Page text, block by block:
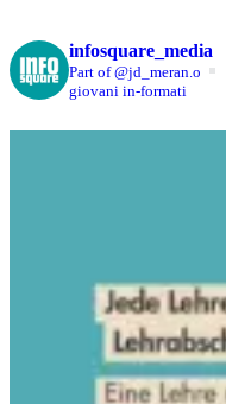
infosquare_media
Part of @jd_meran.o
giovani in-formati